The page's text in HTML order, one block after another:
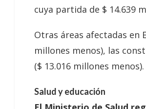
cuya partida de $ 14.639
Otras áreas afectadas en
millones menos), las
($ 13.016 millones menos).
Salud y educación